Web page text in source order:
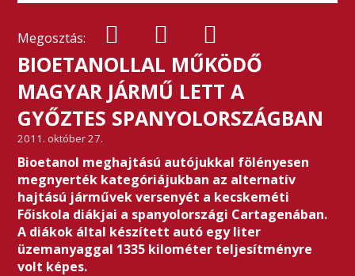
Megosztás:
BIOETANOLLAL MŰKÖDŐ
MAGYAR JÁRMŰ LETT A
GYŐZTES SPANYOLORSZÁGBAN
2011. október 27.
Bioetanol meghajtású autójukkal fölényesen
megnyerték kategóriájukban az alternatív
hajtású járművek versenyét a kecskeméti
Főiskola diákjai a spanyolországi Cartagenában.
A diákok által készített autó egy liter
üzemanyaggal 1335 kilométer teljesítményre
volt képes.